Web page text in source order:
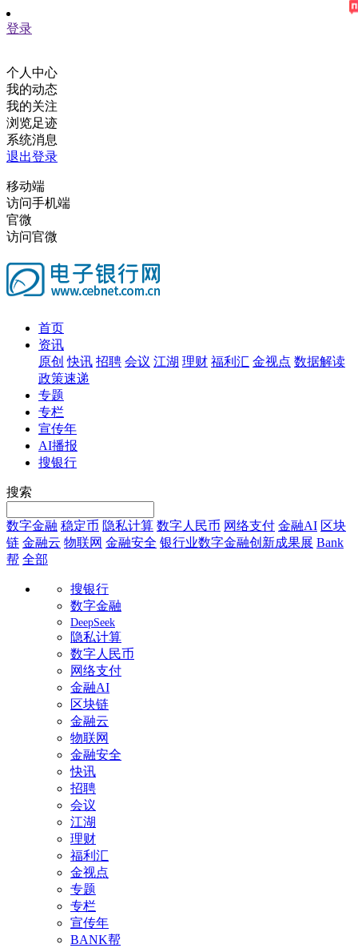
登录
个人中心
我的动态
我的关注
浏览足迹
系统消息
退出登录
移动端
访问手机端
官微
访问官微
首页
资讯
原创 快讯 招聘 会议 江湖 理财 福利汇 金视点 数据解读
政策速递
专题
专栏
宣传年
AI播报
搜银行
搜索
数字金融 稳定币 隐私计算 数字人民币 网络支付 金融AI 区块
链 金融云 物联网 金融安全 银行业数字金融创新成果展 Bank
帮 全部
搜银行
数字金融
DeepSeek
隐私计算
数字人民币
网络支付
金融AI
区块链
金融云
物联网
金融安全
快讯
招聘
会议
江湖
理财
福利汇
金视点
专题
专栏
宣传年
BANK帮